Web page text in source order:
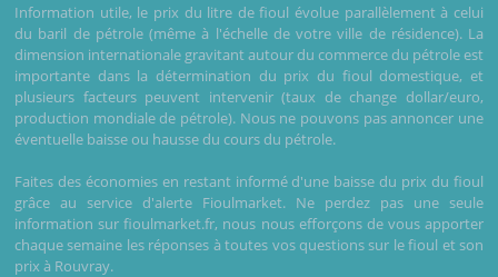
Information utile, le prix du litre de fioul évolue parallèlement à celui
du baril de pétrole (même à l'échelle de votre ville de résidence). La
dimension internationale gravitant autour du commerce du pétrole est
importante dans la détermination du prix du fioul domestique, et
plusieurs facteurs peuvent intervenir (taux de change dollar/euro,
production mondiale de pétrole). Nous ne pouvons pas annoncer une
éventuelle baisse ou hausse du cours du pétrole.
Faites des économies en restant informé d'une baisse du prix du fioul
grâce au service d'alerte Fioulmarket. Ne perdez pas une seule
information sur fioulmarket.fr, nous nous efforçons de vous apporter
chaque semaine les réponses à toutes vos questions sur le fioul et son
prix à Rouvray.